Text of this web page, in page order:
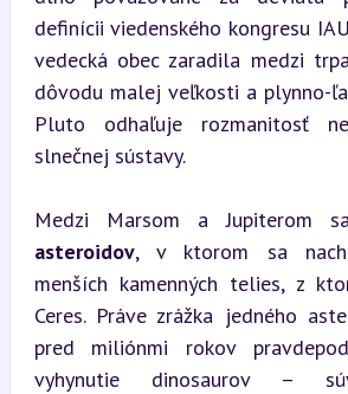
definícii viedenského kongresu
vedecká obec zaradila medzi
dôvodu malej veľkosti a plynno-
Pluto odhaľuje rozmanitosť
slnečnej sústavy.
Medzi Marsom a Jupiterom
asteroidov, v ktorom sa
menších kamenných telies, z
Ceres. Práve zrážka jedného
pred miliónmi rokov
vyhynutie dinosaurov –